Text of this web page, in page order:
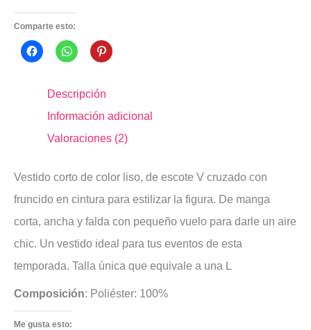
Comparte esto:
Descripción
Información adicional
Valoraciones (2)
Vestido corto de color liso, de escote V cruzado con
fruncido en cintura para estilizar la figura. De manga
corta, ancha y falda con pequeño vuelo para darle un aire
chic. Un vestido ideal para tus eventos de esta
temporada. Talla única que equivale a una L
Composición: Poliéster: 100%
Me gusta esto: